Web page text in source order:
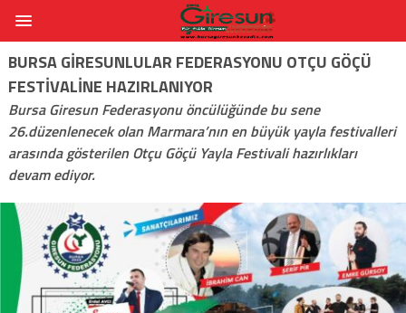
BURSA GIRESUNLULAR FEDERASYONU OTÇU GÖÇÜ
FESTIVALINE HAZIRLANIYOR
Bursa Giresun Federasyonu öncülüğünde bu sene
26.düzenlenecek olan Marmara’nın en büyük yayla festivalleri
arasında gösterilen Otçu Göçü Yayla Festivali hazırlıkları
devam ediyor.